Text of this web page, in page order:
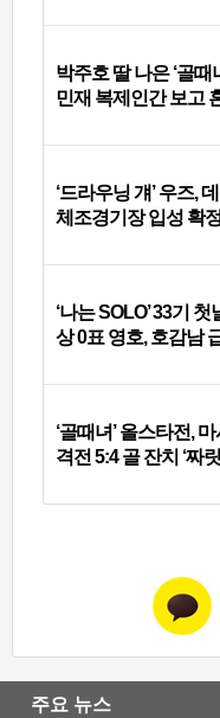
박주호 딸 나은 ‘골때
민재 복제인간 보고
‘드라우닝 걔’ 우즈,
체조경기장 입성 확
‘나는 SOLO’ 33기
상 0표 영호, 호감남
‘골때녀’ 올스타전,
격전 5:4 골 잔치 ‘짜
주요 뉴스